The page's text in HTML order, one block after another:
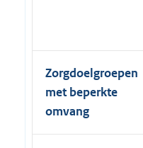
Zorgdoelgroepen
met beperkte
omvang